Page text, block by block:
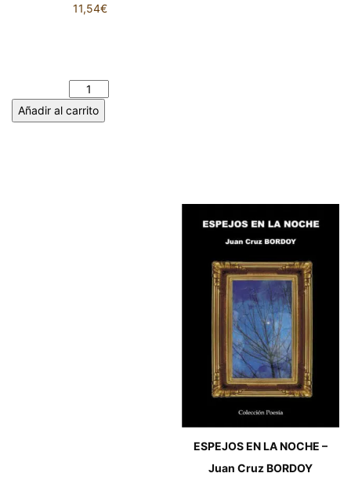
11,54€
Añadir al carrito
ESPEJOS EN LA NOCHE –
Juan Cruz BORDOY